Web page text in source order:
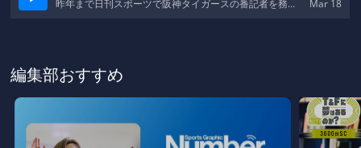
編集部おすすめ